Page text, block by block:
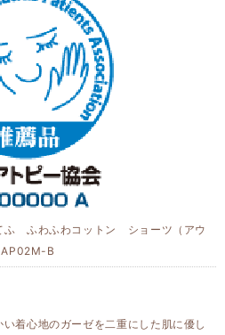
ふわふわコットン ショーツ（アウ
B
着心地のガーゼを二重にした肌に優し